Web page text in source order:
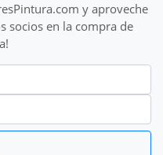
y aproveche
socios en la compra de